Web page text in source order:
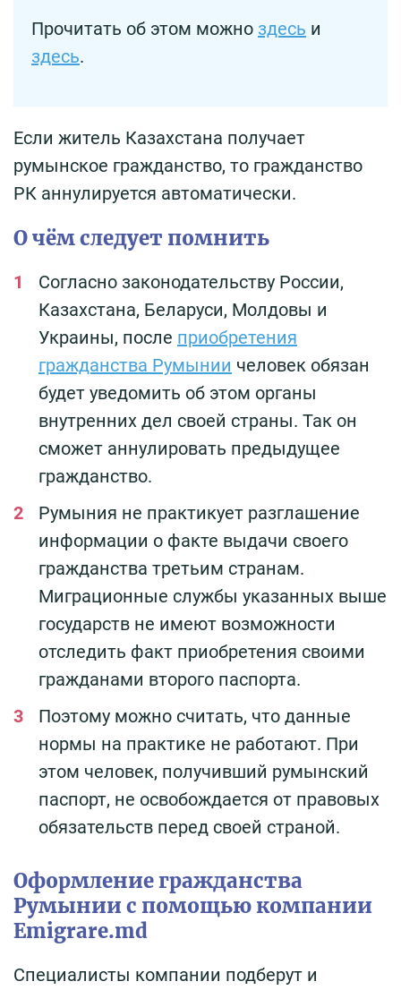
Прочитать об этом можно здесь и
здесь.
Если житель Казахстана получает
румынское гражданство, то гражданство
РК аннулируется автоматически.
О чём следует помнить
Согласно законодательству России,
Казахстана, Беларуси, Молдовы и
Украины, после приобретения
гражданства Румынии человек обязан
будет уведомить об этом органы
внутренних дел своей страны. Так он
сможет аннулировать предыдущее
гражданство.
Румыния не практикует разглашение
информации о факте выдачи своего
гражданства третьим странам.
Миграционные службы указанных выше
государств не имеют возможности
отследить факт приобретения своими
гражданами второго паспорта.
Поэтому можно считать, что данные
нормы на практике не работают. При
этом человек, получивший румынский
паспорт, не освобождается от правовых
обязательств перед своей страной.
Оформление гражданства
Румынии с помощью компании
Emigrare.md
Специалисты компании подберут и